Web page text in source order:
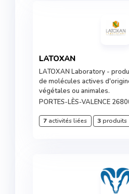
LATOXAN
LATOXAN Laboratory -
de molécules actives
végétales ou animales.
PORTES-LÈS-VALENCE
7activités liées 3 produits